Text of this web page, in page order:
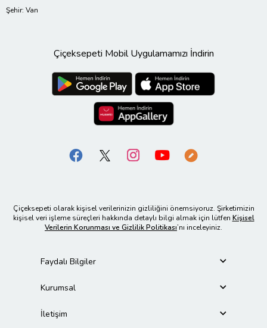
Şehir: Van
Çiçeksepeti Mobil Uygulamamızı İndirin
Çiçeksepeti olarak kişisel verilerinizin gizliliğini önemsiyoruz. Şirketimizin
kişisel veri işleme süreçleri hakkında detaylı bilgi almak için lütfen Kişisel
Verilerin Korunması ve Gizlilik Politikası’nı inceleyiniz.
Faydalı Bilgiler
Kurumsal
İletişim